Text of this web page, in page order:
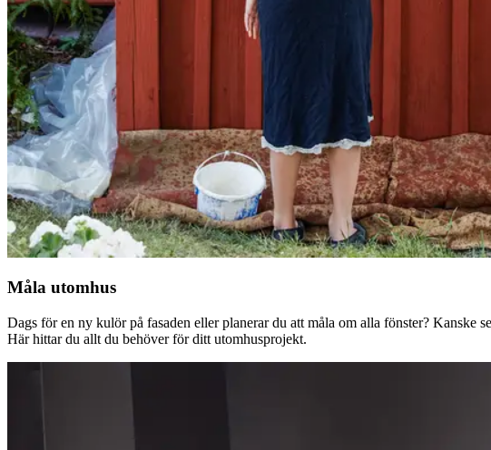
Måla utomhus
Dags för en ny kulör på fasaden eller planerar du att måla om alla fönster?
Här hittar du allt du behöver för ditt utomhusprojekt.